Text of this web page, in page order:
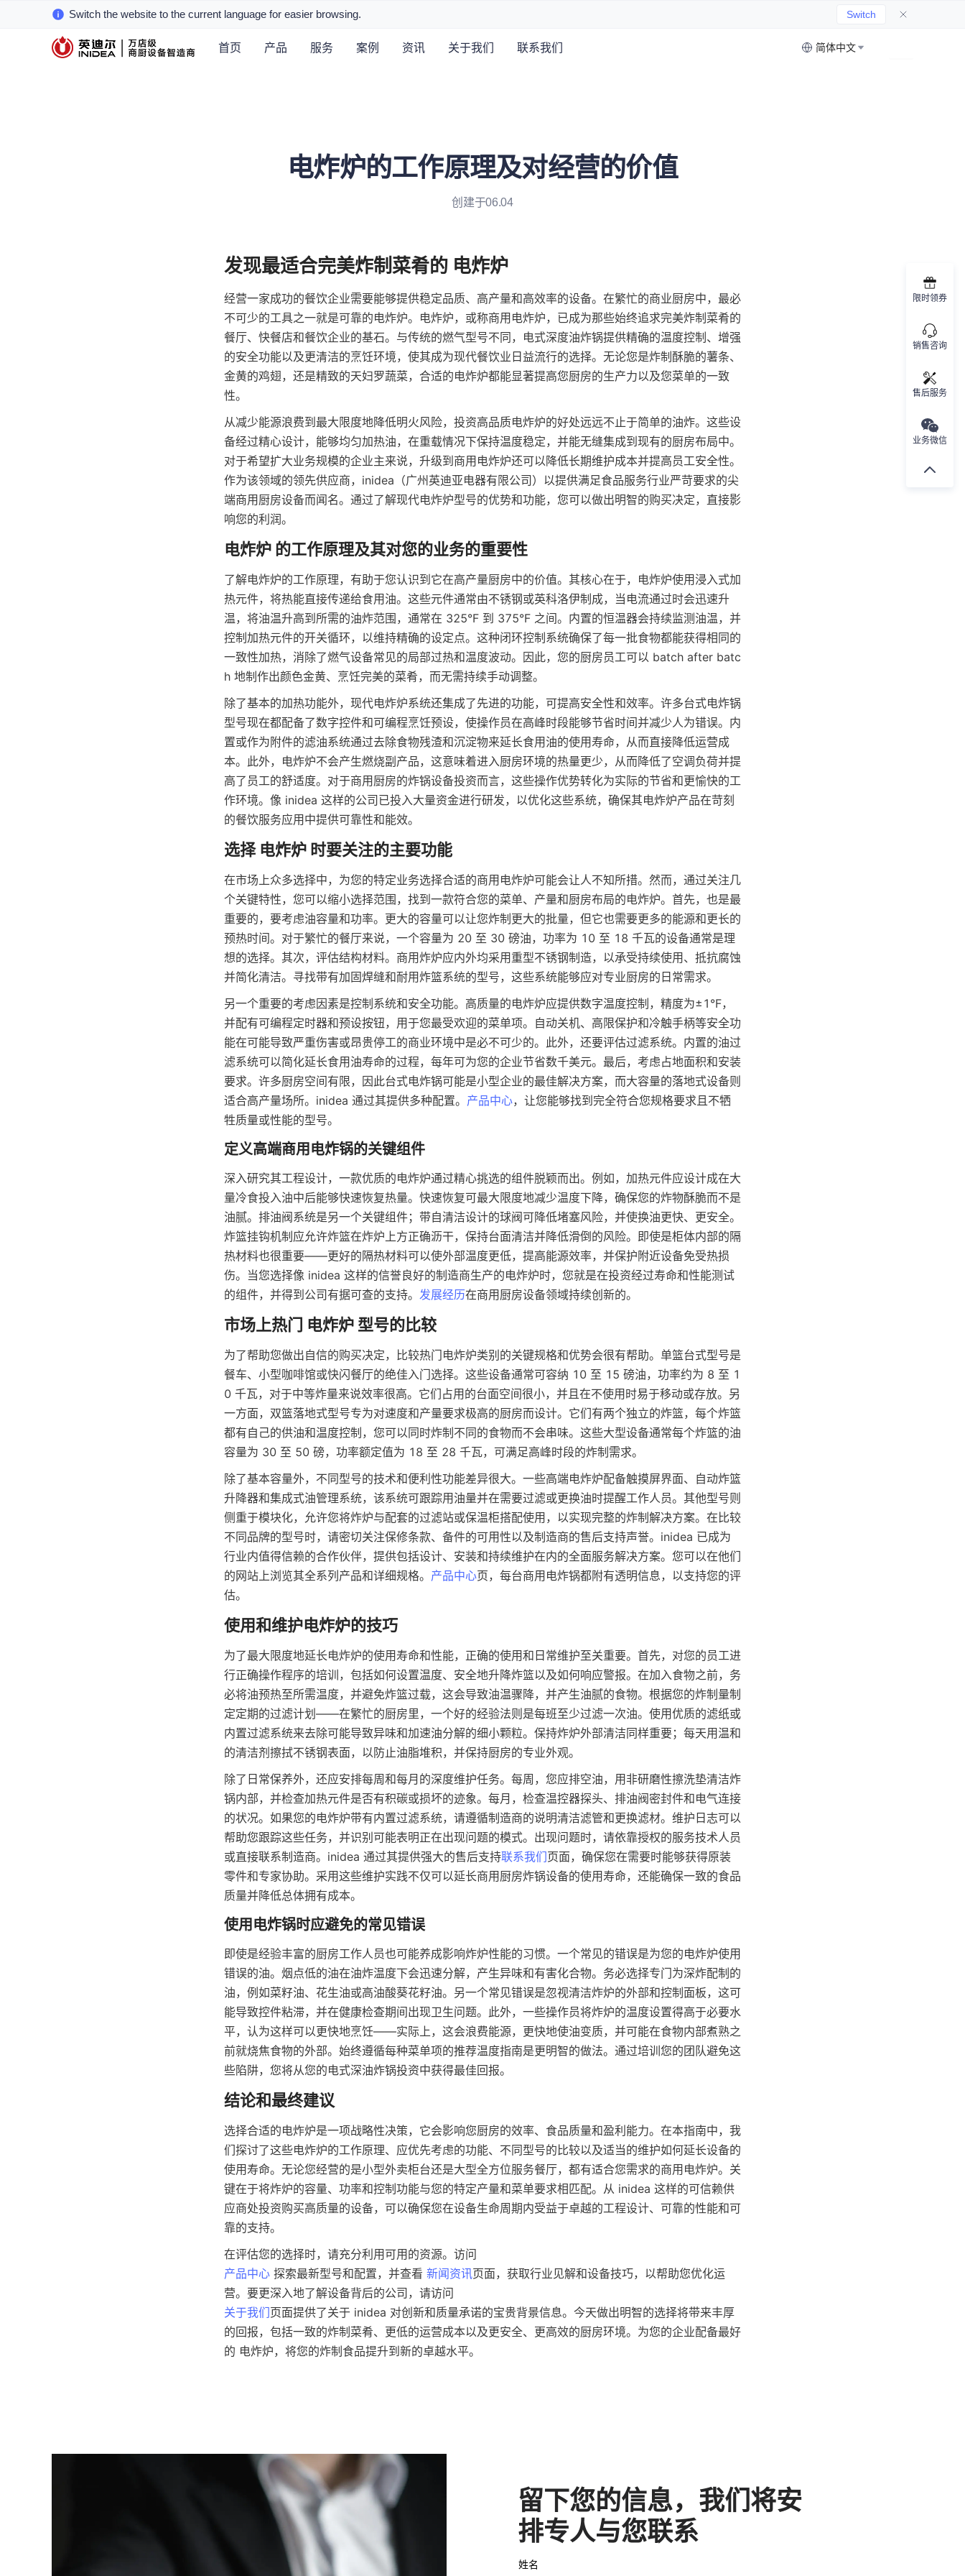
Switch the website to the current language for easier browsing. Switch
首页 产品 服务 案例 资讯 关于我们 联系我们 简体中文
电炸炉的工作原理及对经营的价值
创建于06.04
经营一家成功的餐饮企业需要能够提供稳定品质、高产量和高效率的设备。在繁忙的商业厨房中，最必
不可少的工具之一就是可靠的电炸炉。电炸炉，或称商用电炸炉，已成为那些始终追求完美炸制菜肴的
餐厅、快餐店和餐饮企业的基石。与传统的燃气型号不同，电式深度油炸锅提供精确的温度控制、增强
的安全功能以及更清洁的烹饪环境，使其成为现代餐饮业日益流行的选择。无论您是炸制酥脆的薯条、
金黄的鸡翅，还是精致的天妇罗蔬菜，合适的电炸炉都能显著提高您厨房的生产力以及您菜单的一致
性。
从减少能源浪费到最大限度地降低明火风险，投资高品质电炸炉的好处远远不止于简单的油炸。这些设
备经过精心设计，能够均匀加热油，在重载情况下保持温度稳定，并能无缝集成到现有的厨房布局中。
对于希望扩大业务规模的企业主来说，升级到商用电炸炉还可以降低长期维护成本并提高员工安全性。
作为该领域的领先供应商，inidea（广州英迪亚电器有限公司）以提供满足食品服务行业严苛要求的尖
端商用厨房设备而闻名。通过了解现代电炸炉型号的优势和功能，您可以做出明智的购买决定，直接影
响您的利润。
了解电炸炉的工作原理，有助于您认识到它在高产量厨房中的价值。其核心在于，电炸炉使用浸入式加
热元件，将热能直接传递给食用油。这些元件通常由不锈钢或英科洛伊制成，当电流通过时会迅速升
温，将油温升高到所需的油炸范围，通常在 325°F 到 375°F 之间。内置的恒温器会持续监测油温，并
控制加热元件的开关循环，以维持精确的设定点。这种闭环控制系统确保了每一批食物都能获得相同的
一致性加热，消除了燃气设备常见的局部过热和温度波动。因此，您的厨房员工可以 batch after batc
h 地制作出颜色金黄、烹饪完美的菜肴，而无需持续手动调整。
除了基本的加热功能外，现代电炸炉系统还集成了先进的功能，可提高安全性和效率。许多台式电炸锅
型号现在都配备了数字控件和可编程烹饪预设，使操作员在高峰时段能够节省时间并减少人为错误。内
置或作为附件的滤油系统通过去除食物残渣和沉淀物来延长食用油的使用寿命，从而直接降低运营成
本。此外，电炸炉不会产生燃烧副产品，这意味着进入厨房环境的热量更少，从而降低了空调负荷并提
高了员工的舒适度。对于商用厨房的炸锅设备投资而言，这些操作优势转化为实际的节省和更愉快的工
作环境。像 inidea 这样的公司已投入大量资金进行研发，以优化这些系统，确保其电炸炉产品在苛刻
的餐饮服务应用中提供可靠性和能效。
在市场上众多选择中，为您的特定业务选择合适的商用电炸炉可能会让人不知所措。然而，通过关注几
个关键特性，您可以缩小选择范围，找到一款符合您的菜单、产量和厨房布局的电炸炉。首先，也是最
重要的，要考虑油容量和功率。更大的容量可以让您炸制更大的批量，但它也需要更多的能源和更长的
预热时间。对于繁忙的餐厅来说，一个容量为 20 至 30 磅油，功率为 10 至 18 千瓦的设备通常是理
想的选择。其次，评估结构材料。商用炸炉应内外均采用重型不锈钢制造，以承受持续使用、抵抗腐蚀
并简化清洁。寻找带有加固焊缝和耐用炸篮系统的型号，这些系统能够应对专业厨房的日常需求。
另一个重要的考虑因素是控制系统和安全功能。高质量的电炸炉应提供数字温度控制，精度为±1°F，
并配有可编程定时器和预设按钮，用于您最受欢迎的菜单项。自动关机、高限保护和冷触手柄等安全功
能在可能导致严重伤害或昂贵停工的商业环境中是必不可少的。此外，还要评估过滤系统。内置的油过
滤系统可以简化延长食用油寿命的过程，每年可为您的企业节省数千美元。最后，考虑占地面积和安装
要求。许多厨房空间有限，因此台式电炸锅可能是小型企业的最佳解决方案，而大容量的落地式设备则
适合高产量场所。inidea 通过其提供多种配置。 产品中心，让您能够找到完全符合您规格要求且不牺
深入研究其工程设计，一款优质的电炸炉通过精心挑选的组件脱颖而出。例如，加热元件应设计成在大
量冷食投入油中后能够快速恢复热量。快速恢复可最大限度地减少温度下降，确保您的炸物酥脆而不是
油腻。排油阀系统是另一个关键组件；带自清洁设计的球阀可降低堵塞风险，并使换油更快、更安全。
炸篮挂钩机制应允许炸篮在炸炉上方正确沥干，保持台面清洁并降低滑倒的风险。即使是柜体内部的隔
热材料也很重要——更好的隔热材料可以使外部温度更低，提高能源效率，并保护附近设备免受热损
伤。当您选择像 inidea 这样的信誉良好的制造商生产的电炸炉时，您就是在投资经过寿命和性能测试
的组件，并得到公司有据可查的支持。 发展经历
为了帮助您做出自信的购买决定，比较热门电炸炉类别的关键规格和优势会很有帮助。单篮台式型号是
餐车、小型咖啡馆或快闪餐厅的绝佳入门选择。这些设备通常可容纳 10 至 15 磅油，功率约为 8 至 1
0 千瓦，对于中等炸量来说效率很高。它们占用的台面空间很小，并且在不使用时易于移动或存放。另
一方面，双篮落地式型号专为对速度和产量要求极高的厨房而设计。它们有两个独立的炸篮，每个炸篮
都有自己的供油和温度控制，您可以同时炸制不同的食物而不会串味。这些大型设备通常每个炸篮的油
容量为 30 至 50 磅，功率额定值为 18 至 28 千瓦，可满足高峰时段的炸制需求。
除了基本容量外，不同型号的技术和便利性功能差异很大。一些高端电炸炉配备触摸屏界面、自动炸篮
升降器和集成式油管理系统，该系统可跟踪用油量并在需要过滤或更换油时提醒工作人员。其他型号则
侧重于模块化，允许您将炸炉与配套的过滤站或保温柜搭配使用，以实现完整的炸制解决方案。在比较
不同品牌的型号时，请密切关注保修条款、备件的可用性以及制造商的售后支持声誉。inidea 已成为
行业内值得信赖的合作伙伴，提供包括设计、安装和持续维护在内的全面服务解决方案。您可以在他们
的网站上浏览其全系列产品和详细规格。 产品中心页，每台商用电炸锅都附有透明信息，以支持您的评
为了最大限度地延长电炸炉的使用寿命和性能，正确的使用和日常维护至关重要。首先，对您的员工进
行正确操作程序的培训，包括如何设置温度、安全地升降炸篮以及如何响应警报。在加入食物之前，务
必将油预热至所需温度，并避免炸篮过载，这会导致油温骤降，并产生油腻的食物。根据您的炸制量制
定定期的过滤计划——在繁忙的厨房里，一个好的经验法则是每班至少过滤一次油。使用优质的滤纸或
内置过滤系统来去除可能导致异味和加速油分解的细小颗粒。保持炸炉外部清洁同样重要；每天用温和
的清洁剂擦拭不锈钢表面，以防止油脂堆积，并保持厨房的专业外观。
除了日常保养外，还应安排每周和每月的深度维护任务。每周，您应排空油，用非研磨性擦洗垫清洁炸
锅内部，并检查加热元件是否有积碳或损坏的迹象。每月，检查温控器探头、排油阀密封件和电气连接
的状况。如果您的电炸炉带有内置过滤系统，请遵循制造商的说明清洁滤管和更换滤材。维护日志可以
帮助您跟踪这些任务，并识别可能表明正在出现问题的模式。出现问题时，请依靠授权的服务技术人员
或直接联系制造商。inidea 通过其提供强大的售后支持联系我们页面，确保您在需要时能够获得原装
零件和专家协助。采用这些维护实践不仅可以延长商用厨房炸锅设备的使用寿命，还能确保一致的食品
即使是经验丰富的厨房工作人员也可能养成影响炸炉性能的习惯。一个常见的错误是为您的电炸炉使用
错误的油。烟点低的油在油炸温度下会迅速分解，产生异味和有害化合物。务必选择专门为深炸配制的
油，例如菜籽油、花生油或高油酸葵花籽油。另一个常见错误是忽视清洁炸炉的外部和控制面板，这可
能导致控件粘滞，并在健康检查期间出现卫生问题。此外，一些操作员将炸炉的温度设置得高于必要水
平，认为这样可以更快地烹饪——实际上，这会浪费能源，更快地使油变质，并可能在食物内部煮熟之
前就烧焦食物的外部。始终遵循每种菜单项的推荐温度指南是更明智的做法。通过培训您的团队避免这
些陷阱，您将从您的电式深油炸锅投资中获得最佳回报。
选择合适的电炸炉是一项战略性决策，它会影响您厨房的效率、食品质量和盈利能力。在本指南中，我
们探讨了这些电炸炉的工作原理、应优先考虑的功能、不同型号的比较以及适当的维护如何延长设备的
使用寿命。无论您经营的是小型外卖柜台还是大型全方位服务餐厅，都有适合您需求的商用电炸炉。关
键在于将炸炉的容量、功率和控制功能与您的特定产量和菜单要求相匹配。从 inidea 这样的可信赖供
应商处投资购买高质量的设备，可以确保您在设备生命周期内受益于卓越的工程设计、可靠的性能和可
靠的支持。
产品中心 探索最新型号和配置，并查看 新闻资讯页面，获取行业见解和设备技巧，以帮助您优化运
关于我们页面提供了关于 inidea 对创新和质量承诺的宝贵背景信息。今天做出明智的选择将带来丰厚
的回报，包括一致的炸制菜肴、更低的运营成本以及更安全、更高效的厨房环境。为您的企业配备最好
留下您的信息，我们将安
排专人与您联系
姓名
限时领券
销售咨询
售后服务
业务微信